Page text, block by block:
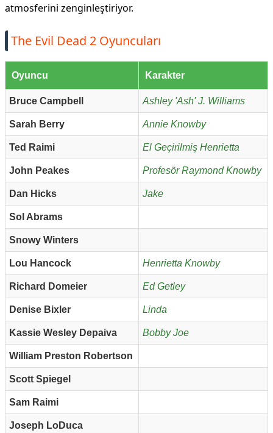
atmosferini zenginleştiriyor.
The Evil Dead 2 Oyuncuları
Oyuncu Karakter
Bruce Campbell Ashley 'Ash' J. Williams
Sarah Berry Annie Knowby
Ted Raimi El Geçirilmiş Henrietta
John Peakes Profesör Raymond Knowby
Dan Hicks Jake
Sol Abrams
Snowy Winters
Lou Hancock Henrietta Knowby
Richard Domeier Ed Getley
Denise Bixler Linda
Kassie Wesley Depaiva Bobby Joe
William Preston Robertson
Scott Spiegel
Sam Raimi
Joseph LoDuca